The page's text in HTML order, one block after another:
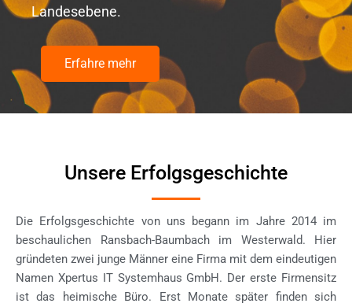
Landesebene.
Erfahre mehr
Unsere Erfolgsgeschichte
Die Erfolgsgeschichte von uns begann im Jahre 2014 im
beschaulichen Ransbach-Baumbach im Westerwald. Hier
gründeten zwei junge Männer eine Firma mit dem eindeutigen
Namen Xpertus IT Systemhaus GmbH. Der erste Firmensitz
ist das heimische Büro. Erst Monate später finden sich